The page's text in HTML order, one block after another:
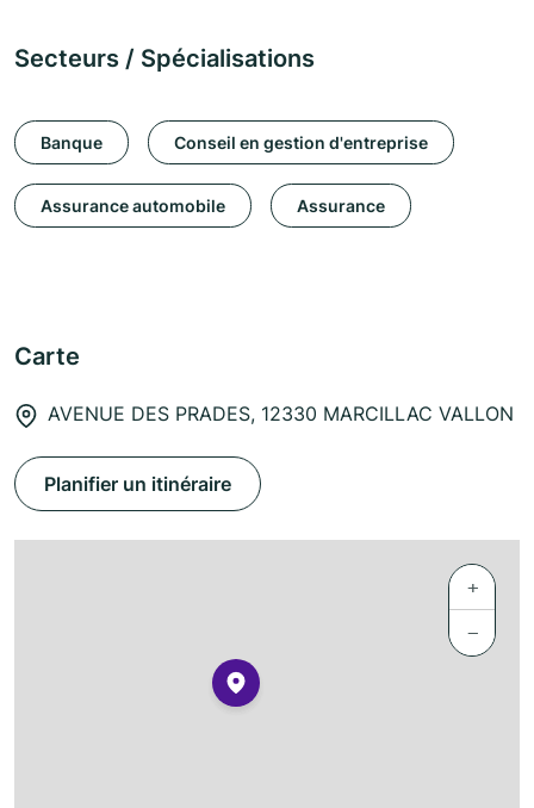
Secteurs / Spécialisations
Banque Conseil en gestion d'entreprise
Assurance automobile Assurance
Carte
AVENUE DES PRADES, 12330 MARCILLAC VALLON
Planifier un itinéraire
+
−